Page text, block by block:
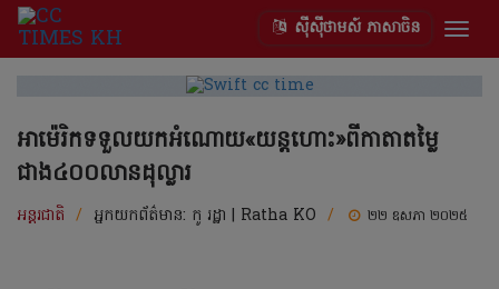
ស៊ីស៊ីថាមស៍ ភាសាចិន
អាម៉េរិកទទួលយកអំណោយ«យន្តហោះ»ពីកាតាតម្លៃ
ជាង៤០០លានដុល្លារ
អន្តរជាតិ / អ្នកយកព័ត៌មាន: កូ រដ្ឋា | Ratha KO / ២២ ឧសភា ២០២៥